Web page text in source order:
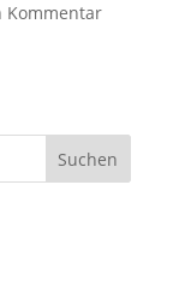
Suchen